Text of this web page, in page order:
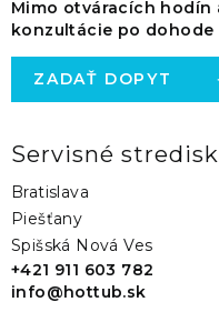
Mimo otváracích hodín
konzultácie po dohode
ZADAŤ DOPYT
Servisné
Bratislava
Piešťany
Spišská Nová Ves
+421 911 603 782
info@hottub.sk